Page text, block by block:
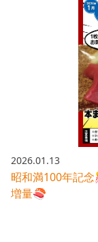
2026.01.13
昭和満100年記
増量🍣